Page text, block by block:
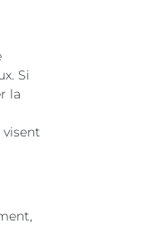
Si
la